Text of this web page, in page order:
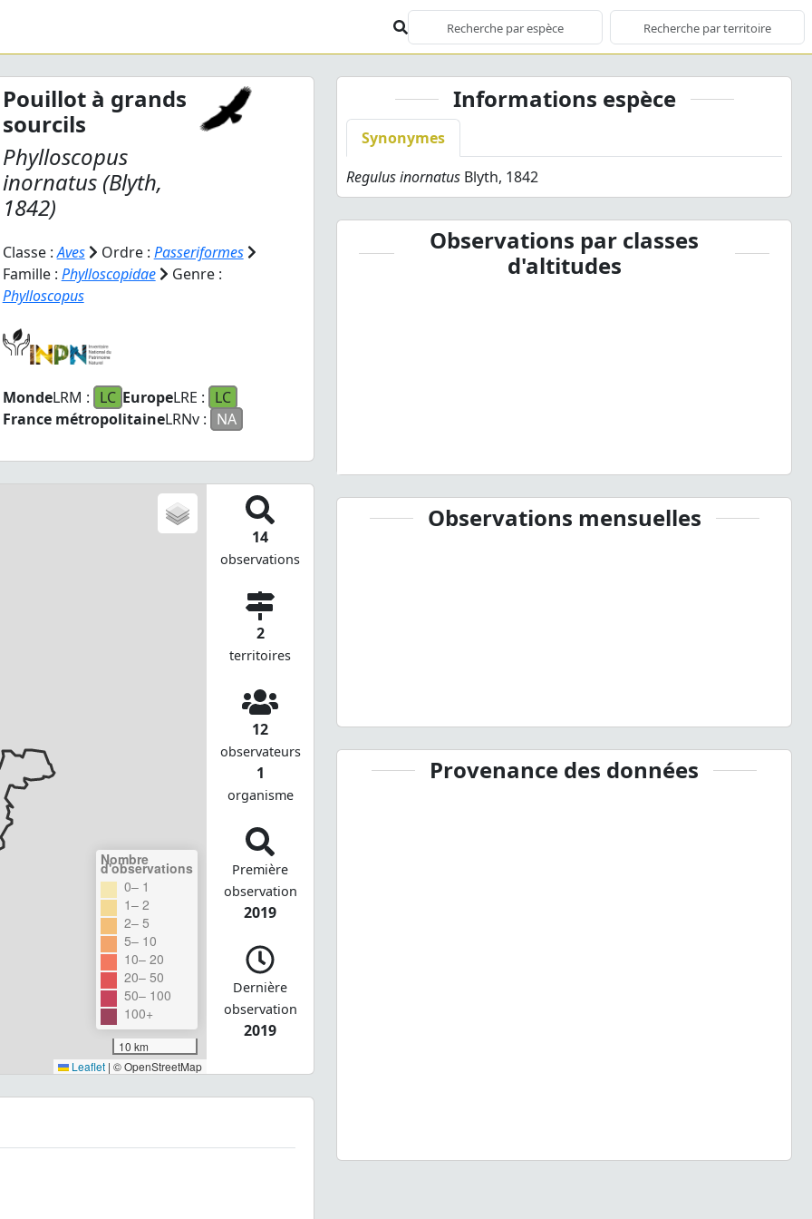
Pouillot à grands
sourcils
Phylloscopus
inornatus(Blyth,
1842)
Classe :Aves Ordre : Passeriformes
Famille : Phylloscopidae
Genre :
Phylloscopus
MondeLRM : LC EuropeLRE : LC
France métropolitaineLRNv : NA
Nombre
d'observations
0– 1
1– 2
2– 5
5– 10
10– 20
20– 50
50– 100
100+
10 km
Leaflet | © OpenStreetMap
14
observations
2
territoires
12
observateurs
1
organisme
Première
observation
2019
Dernière
observation
2019
Informations espèce
Synonymes
Regulus inornatus Blyth, 1842
Observations par classes
d'altitudes
Observations mensuelles
Provenance des données